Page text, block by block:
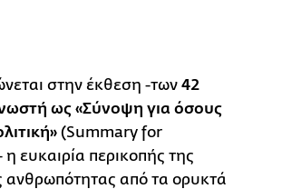
στην έκθεση -των 42
ως «Σύνοψη για όσους
(Summary for
ευκαιρία περικοπής της
ανθρωπότητας από τα ορυκτά